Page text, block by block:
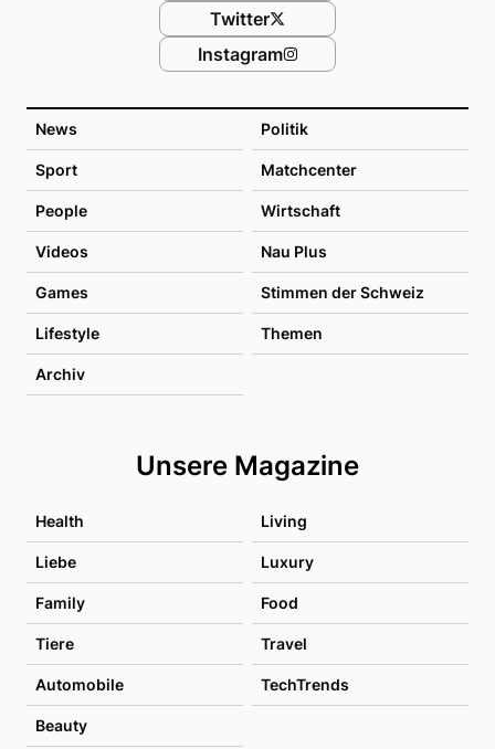
News Politik
Sport Matchcenter
People Wirtschaft
Videos Nau Plus
Games Stimmen der Schweiz
Lifestyle Themen
Archiv
Unsere Magazine
Health Living
Liebe Luxury
Family Food
Tiere Travel
Automobile TechTrends
Beauty
Twitter
Instagram